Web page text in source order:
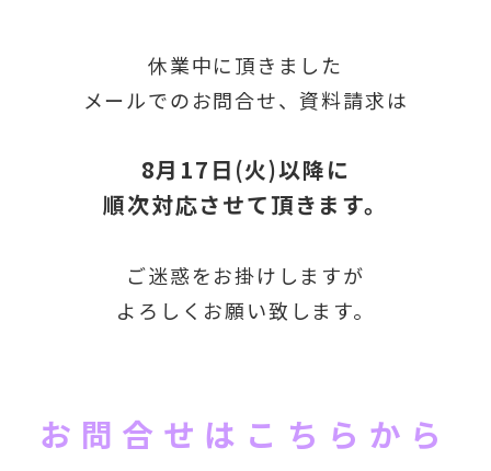
休業中に頂きました
メールでのお問合せ、資料請求は
8月17日(火)以降に
順次対応させて頂きます。
ご迷惑をお掛けしますが
よろしくお願い致します。
お問合せはこちらから